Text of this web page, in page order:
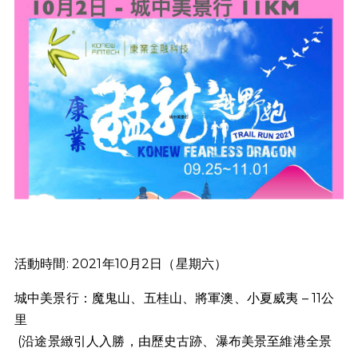
活動時間: 2021年10月2日（星期六）
城中美景行：魔鬼山、五桂山、將軍澳、小夏威夷 – 11公
里
(沿途景緻引人入勝，由歷史古跡、瀑布美景至維港全景